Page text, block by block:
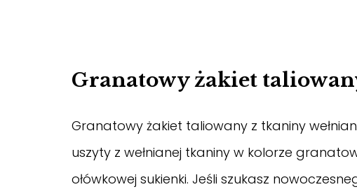
Granatowy żakiet
Granatowy żakiet taliowany z tkaniny
uszyty z wełnianej tkaniny w kolorze
ołówkowej sukienki. Jeśli szukasz